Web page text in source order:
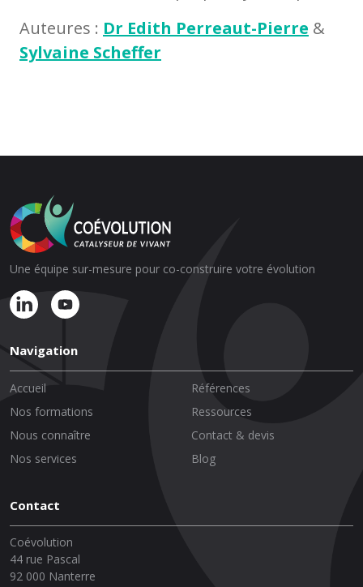
Auteures : Dr Edith Perreaut-Pierre &
Sylvaine Scheffer
Une équipe sur-mesure pour co-construire votre évolution
Navigation
Accueil
Nos formations
Nous connaître
Nos services
Références
Ressources
Contact & devis
Blog
Contact
Coévolution
44 rue Pascal
92 000 Nanterre